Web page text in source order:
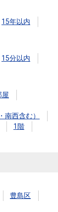
15年以内
15分以内
屋
南西含む）
1階
豊島区